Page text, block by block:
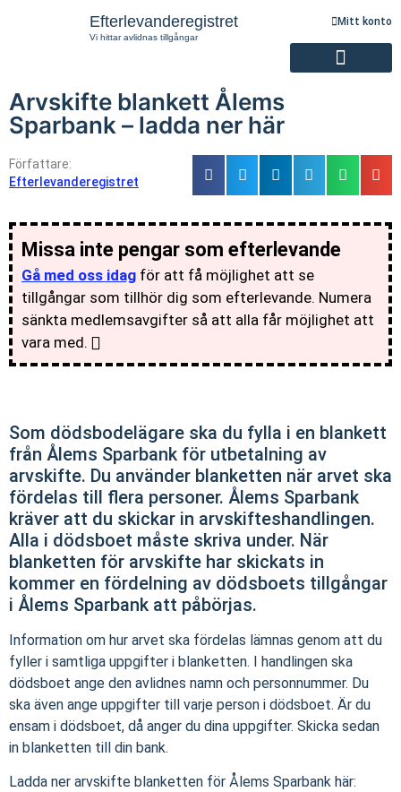
Efterlevanderegistret
Vi hittar avlidnas tillgångar
Mitt konto
Arvskifte blankett Ålems
Sparbank – ladda ner här
Författare:
Efterlevanderegistret
Missa inte pengar som efterlevande
Gå med oss idag för att få möjlighet att se
tillgångar som tillhör dig som efterlevande. Numera
sänkta medlemsavgifter så att alla får möjlighet att
vara med.
Som dödsbodelägare ska du fylla i en blankett
från Ålems Sparbank för utbetalning av
arvskifte. Du använder blanketten när arvet ska
fördelas till flera personer. Ålems Sparbank
kräver att du skickar in arvskifteshandlingen.
Alla i dödsboet måste skriva under. När
blanketten för arvskifte har skickats in
kommer en fördelning av dödsboets tillgångar
i Ålems Sparbank att påbörjas.
Information om hur arvet ska fördelas lämnas genom att du
fyller i samtliga uppgifter i blanketten. I handlingen ska
dödsboet ange den avlidnes namn och personnummer. Du
ska även ange uppgifter till varje person i dödsboet. Är du
ensam i dödsboet, då anger du dina uppgifter. Skicka sedan
in blanketten till din bank.
Ladda ner arvskifte blanketten för Ålems Sparbank här: